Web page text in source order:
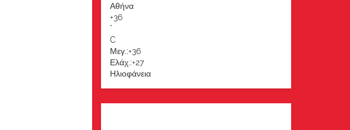
Αθήνα
+36
°
C
Μεγ.:+36
Ελάχ.:+27
Ηλιοφάνεια